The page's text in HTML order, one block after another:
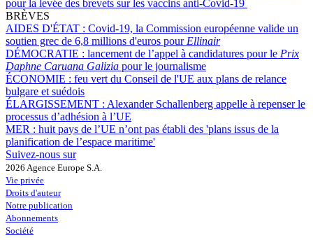
pour la levée des brevets sur les vaccins anti-Covid-19
BRÈVES
AIDES D'ÉTAT : Covid-19, la Commission européenne valide un
soutien grec de 6,8 millions d'euros pour Ellinair
DÉMOCRATIE : lancement de l’appel à candidatures pour le Prix
Daphne Caruana Galizia pour le journalisme
ÉCONOMIE : feu vert du Conseil de l'UE aux plans de relance
bulgare et suédois
ÉLARGISSEMENT : Alexander Schallenberg appelle à repenser le
processus d’adhésion à l’UE
MER : huit pays de l’UE n’ont pas établi des 'plans issus de la
planification de l’espace maritime'
Suivez-nous sur
2026 Agence Europe S.A.
Vie privée
Droits d'auteur
Notre publication
Abonnements
Société